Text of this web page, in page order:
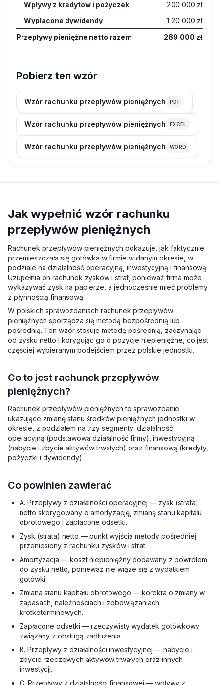
Wpływy z kredytów i pożyczek
200 000 zł
Wypłacone dywidendy
120 000 zł
Przepływy pieniężne netto razem
289 000 zł
Pobierz ten wzór
Wzór rachunku przepływów pieniężnych PDF
Wzór rachunku przepływów pieniężnych EXCEL
Wzór rachunku przepływów pieniężnych WORD
Jak wypełnić wzór rachunku
przepływów pieniężnych
Rachunek przepływów pieniężnych pokazuje, jak faktycznie
przemieszczała się gotówka w firmie w danym okresie, w
podziale na działalność operacyjną, inwestycyjną i finansową.
Uzupełnia on rachunek zysków i strat, ponieważ firma może
wykazywać zysk na papierze, a jednocześnie mieć problemy
z płynnością finansową.
W polskich sprawozdaniach rachunek przepływów
pieniężnych sporządza się metodą bezpośrednią lub
pośrednią. Ten wzór stosuje metodę pośrednią, zaczynając
od zysku netto i korygując go o pozycje niepieniężne, co jest
częściej wybieranym podejściem przez polskie jednostki.
Co to jest rachunek przepływów
pieniężnych?
Rachunek przepływów pieniężnych to sprawozdanie
ukazujące zmianę stanu środków pieniężnych jednostki w
okresie, z podziałem na trzy segmenty: działalność
operacyjną (podstawowa działalność firmy), inwestycyjną
(nabycie i zbycie aktywów trwałych) oraz finansową (kredyty,
pożyczki i dywidendy).
Co powinien zawierać
A. Przepływy z działalności operacyjnej — zysk (strata)
netto skorygowany o amortyzację, zmianę stanu kapitału
obrotowego i zapłacone odsetki.
Zysk (strata) netto — punkt wyjścia metody pośredniej,
przeniesiony z rachunku zysków i strat.
Amortyzacja — koszt niepieniężny dodawany z powrotem
do zysku netto, ponieważ nie wiąże się z wydatkiem
gotówki.
Zmiana stanu kapitału obrotowego — korekta o zmiany w
zapasach, należnościach i zobowiązaniach
krótkoterminowych.
Zapłacone odsetki — rzeczywisty wydatek gotówkowy
związany z obsługą zadłużenia.
B. Przepływy z działalności inwestycyjnej — nabycie i
zbycie rzeczowych aktywów trwałych oraz innych
inwestycji.
C. Przepływy z działalności finansowej — wpływy z